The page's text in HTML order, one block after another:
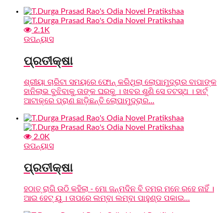
2.1K
ଉପନ୍ୟାସ
ପ୍ରତୀକ୍ଷା
ଶ୍ରୀୟା ଚାରିଟା ସମୟରେ ଫୋନ୍ କରିଥିଲା ଲୋପାମୁଦ୍ରାର ବାପାଙ୍କ
ହାନିଲାଭ ବୁଝିବାକୁ ତାଙ୍କ ଘରକୁ । ଖବର ଶୁଣି ସେ ତଟସ୍ଥ । ହାର୍ଟ୍
ଆଟାକ୍‌ରେ ପ୍ରାଣ ଛାଡ଼ିଛନ୍ତି ଲୋପାମୁଦ୍ରାର...
2.0K
ଉପନ୍ୟାସ
ପ୍ରତୀକ୍ଷା
ହଠାତ୍ ରାଗି ଉଠି କହିଲା - ମୋ ଜନ୍ମଦିନ ବି ତମର ମନେ ରହେ ନାହିଁ ।
ଆଇ ହେଟ୍ ୟୁ । ତାପରେ ଲମ୍ବା ଲମ୍ବା ପାହୁଣ୍ଡ ପକାଇ...